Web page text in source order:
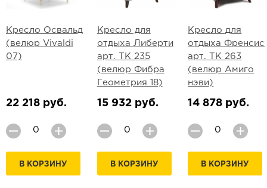
Кресло Освальд
(велюр Vivaldi
07)
22 218 руб.
В КОРЗИНУ
Кресло для
отдыха Либерти
арт. ТК 235
(велюр Фибра
Геометрия 18)
15 932 руб.
В КОРЗИНУ
Кресло для
отдыха Френсис
арт. ТК 263
(велюр Амиго
нэви)
14 878 руб.
В КОРЗИНУ